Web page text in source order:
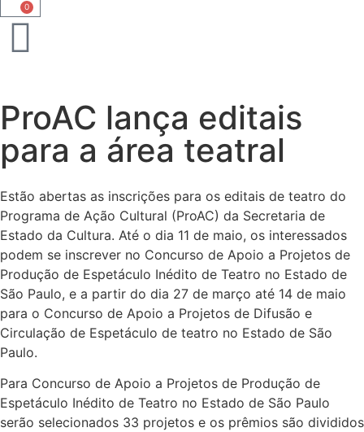
0
ProAC lança editais
para a área teatral
Estão abertas as inscrições para os editais de teatro do
Programa de Ação Cultural (ProAC) da Secretaria de
Estado da Cultura. Até o dia 11 de maio, os interessados
podem se inscrever no Concurso de Apoio a Projetos de
Produção de Espetáculo Inédito de Teatro no Estado de
São Paulo, e a partir do dia 27 de março até 14 de maio
para o Concurso de Apoio a Projetos de Difusão e
Circulação de Espetáculo de teatro no Estado de São
Paulo.
Para Concurso de Apoio a Projetos de Produção de
Espetáculo Inédito de Teatro no Estado de São Paulo
serão selecionados 33 projetos e os prêmios são divididos